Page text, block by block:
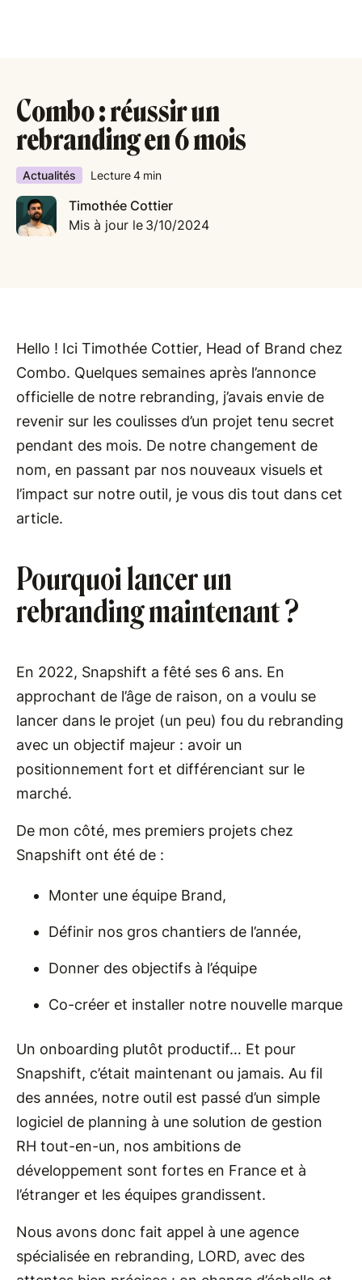
Combo : réussir un
rebranding en 6 mois
Actualités Lecture4 min
Timothée Cottier
Mis à jour le 3/10/2024
Hello ! Ici Timothée Cottier, Head of Brand chez
Combo. Quelques semaines après l’annonce
officielle de notre rebranding, j’avais envie de
revenir sur les coulisses d’un projet tenu secret
pendant des mois. De notre changement de
nom, en passant par nos nouveaux visuels et
l’impact sur notre outil, je vous dis tout dans cet
article.
Pourquoi lancer un
rebranding maintenant ?
En 2022, Snapshift a fêté ses 6 ans. En
approchant de l’âge de raison, on a voulu se
lancer dans le projet (un peu) fou du rebranding
avec un objectif majeur : avoir un
positionnement fort et différenciant sur le
marché.
De mon côté, mes premiers projets chez
Snapshift ont été de :
Monter une équipe Brand,
Définir nos gros chantiers de l’année,
Donner des objectifs à l’équipe
Co-créer et installer notre nouvelle marque
Un onboarding plutôt productif… Et pour
Snapshift, c’était maintenant ou jamais. Au fil
des années, notre outil est passé d’un simple
logiciel de planning à une solution de gestion
RH tout-en-un, nos ambitions de
développement sont fortes en France et à
l’étranger et les équipes grandissent.
Nous avons donc fait appel à une agence
spécialisée en rebranding, LORD, avec des